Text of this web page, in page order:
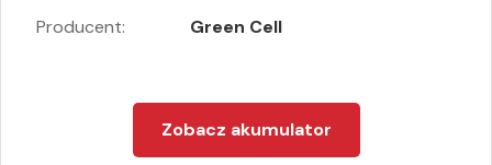
Producent: Green Cell
Zobacz akumulator